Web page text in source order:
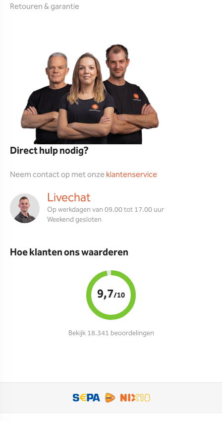
Retouren & garantie
Direct hulp nodig?
Neem contact op met onzeklantenservice
Livechat
Op werkdagen van 09.00 tot 17.00 uur
Weekend gesloten
Hoe klanten ons waarderen
9,7/10
Bekijk 18.341 beoordelingen